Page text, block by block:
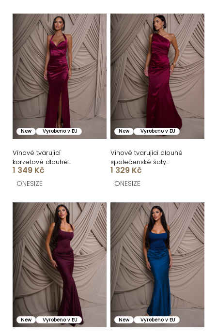
n
í
p
r
o
k
t
ů
V
ý
p
i
s
p
o
d
u
k
ů
New Vyrobeno v EU
Vínové tvarující
korzetové dlouhé
společenské šaty
FRUESTA
1 349 Kč
ONESIZE
New Vyrobeno v EU
Vínové tvarující dlouhé
společenské šaty
CRUNCHA na jedno
rameno
1 329 Kč
ONESIZE
New Vyrobeno v EU New Vyrobeno v EU